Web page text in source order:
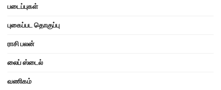
படைப்புகள்
புகைப்பட தொகுப்பு
ராசி பலன்
லைப் ஸ்டைல்
வணிகம்